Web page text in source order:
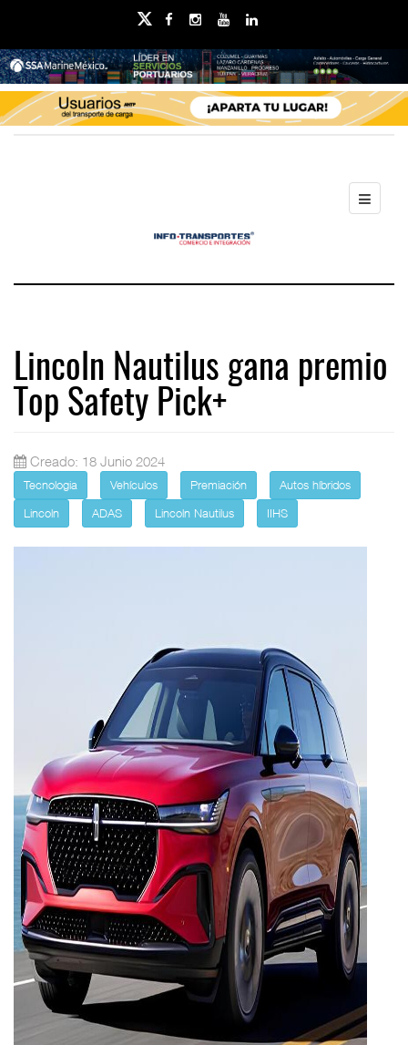
Lincoln Nautilus gana premio
Top Safety Pick+
Creado: 18 Junio 2024
Tecnologia Vehículos Premiación
Autos híbridos
Lincoln
ADAS Lincoln Nautilus IIHS